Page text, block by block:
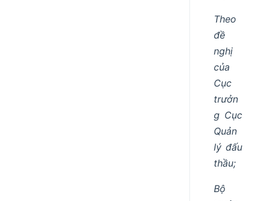
Theo
đề
nghị
của
Cục
trưởn
g Cục
Quản
lý đấu
thầu;
Bộ